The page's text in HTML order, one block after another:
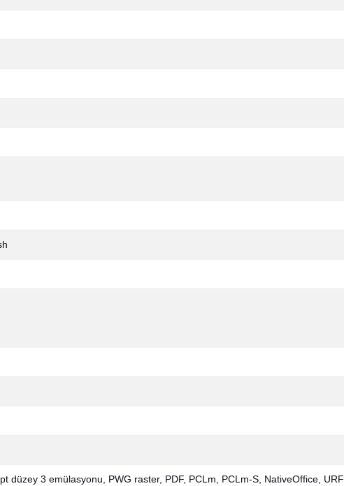
düzey 3 emülasyonu, PWG raster, PDF, PCLm, PCLm-S, NativeOffice, URF